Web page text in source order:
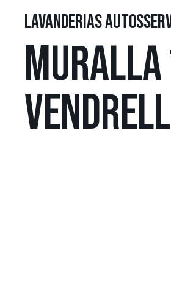
LAVANDERIAS
VENDRELL